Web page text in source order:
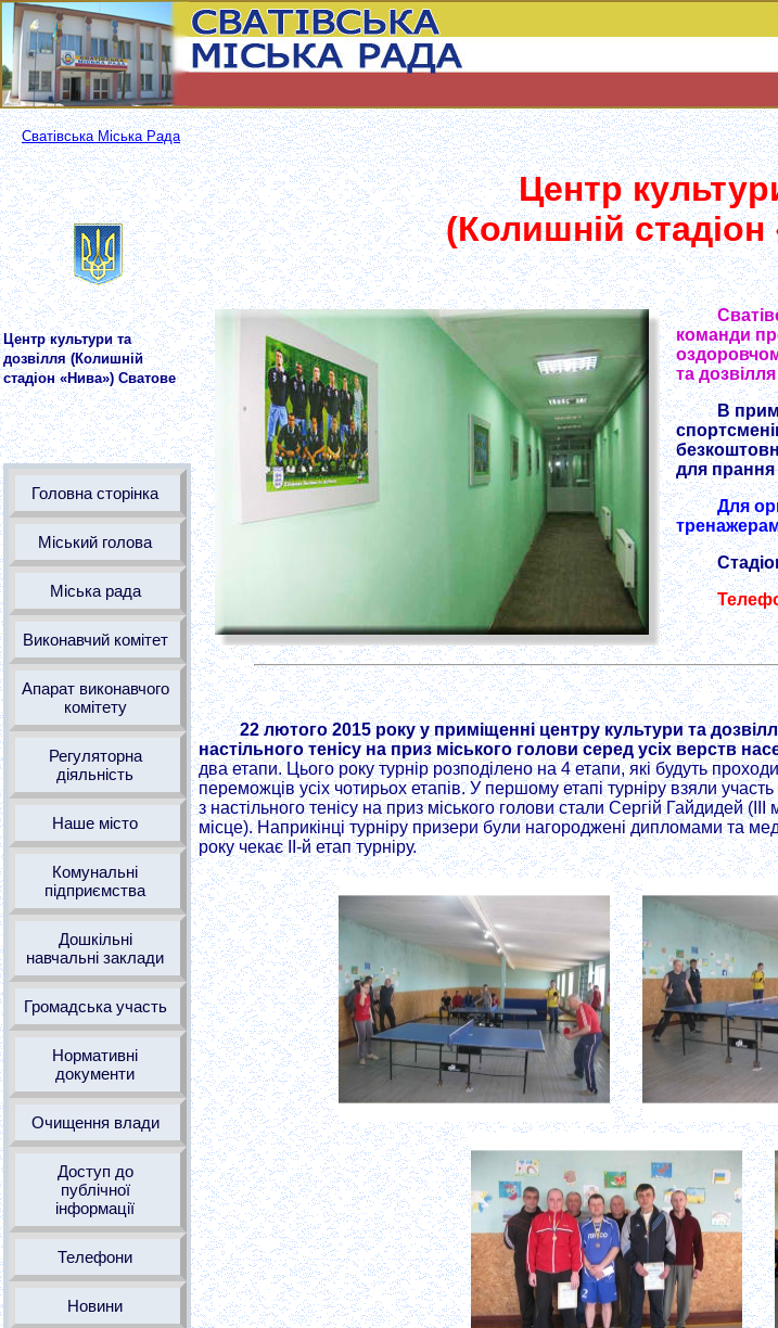
Сватівська Міська Рада
Центр культури та
дозвілля (Колишній
стадіон «Нива») Сватове
Головна сторінка
Міський голова
Міська рада
Виконавчий комітет
Апарат виконавчого
комітету
Регуляторна
діяльність
Наше місто
Комунальні
підприємства
Дошкільні
навчальні заклади
Громадська участь
Нормативні
документи
Очищення влади
Доступ до
публічної
інформації
Телефони
Новини
Центр
(Колишній
команди
та
В
для
Для
22 лютого 2015 року у приміщенні центру культури та
настільного тенісу на приз міського голови серед усіх верств
два етапи. Цього року турнір розподілено на 4 етапи, які будуть
переможців усіх чотирьох етапів. У першому етапі турніру взяли
з настільного тенісу на приз міського голови стали Сергій Гайдидей
місце). Наприкінці турніру призери були нагороджені дипломами та
року чекає ІІ-й етап турніру.